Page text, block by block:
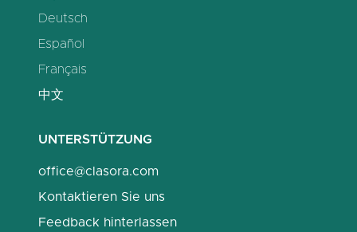
Deutsch
Español
Français
中文
UNTERSTÜTZUNG
office@clasora.com
Kontaktieren Sie uns
Feedback hinterlassen